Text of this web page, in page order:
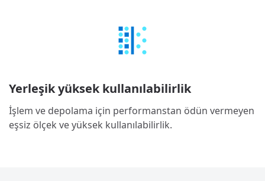
Yerleşik yüksek kullanılabilirlik
İşlem ve depolama için performanstan ödün vermeyen
eşsiz ölçek ve yüksek kullanılabilirlik.